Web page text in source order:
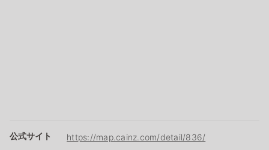
公式サイト https://map.cainz.com/detail/836/